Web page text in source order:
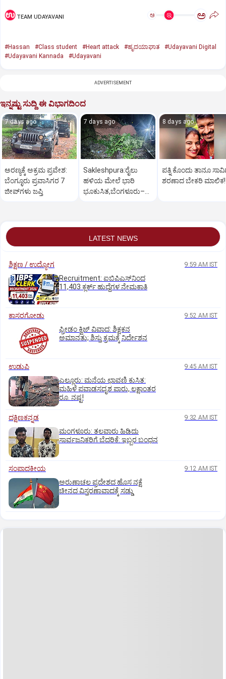
TEAM UDAYAVANI ಅ ಅ
#Hassan #Class student #Heart attack #ಹೃದಯಾಘಾತ
#Udayavani Digital
#Udayavani Kannada
#Udayavani
ADVERTISEMENT
ಇನ್ನಷ್ಟು ಸುದ್ದಿ ಈ ವಿಭಾಗದಿಂದ
7 days ago
ಅರಣ್ಯಕ್ಕೆ ಅಕ್ರಮ ಪ್ರವೇಶ:
ಬೆಂಗ್ಳೂರು ಪ್ರವಾಸಿಗರ 7
ಜೀಪ್‌ಗಳು ಜಪ್ತಿ
7 days ago
Sakleshpura:ರೈಲು
ಹಳಿಯ ಮೇಲೆ ಭಾರಿ
ಭೂಕುಸಿತ,ಬೆಂಗಳೂರು–
8 days ago
ಪತ್ನಿ ಕೊಂದು ತಾನೂ
ಶರಣಾದ ಬೇಕರಿ ಮಾಲಿಕ!
LATEST NEWS
ಶಿಕ್ಷಣ / ಉದ್ಯೋಗ 9:59 AM IST
Recruitment: ಐಬಿಪಿಎಸ್‌ನಿಂದ
11,403 ಕ್ಲರ್ಕ್‌ ಹುದ್ದೆಗಳ ನೇಮಕಾತಿ
ಕಾಸರಗೋಡು 9:52 AM IST
ಫ್ರೀಡಂ ಕ್ವಿಜ್‌ ವಿವಾದ: ಶಿಕ್ಷಕನ
ಅಮಾನತು; ಶಿಸ್ತು ಕ್ರಮಕ್ಕೆ ನಿರ್ದೇಶನ
ಉಡುಪಿ 9:45 AM IST
ಎಲ್ಲೂರು: ಮನೆಯ ಛಾವಣಿ ಕುಸಿತ:
ಮಹಿಳೆ ಪವಾಡಸದೃಶ ಪಾರು, ಲಕ್ಷಾಂತರ
ರೂ. ನಷ್ಟ!
ದಕ್ಷಿಣಕನ್ನಡ 9:32 AM IST
ಮಂಗಳೂರು: ತಲವಾರು ಹಿಡಿದು
ಸಾರ್ವಜನಿಕರಿಗೆ ಬೆದರಿಕೆ: ಇಬ್ಬರ ಬಂಧನ
ಸಂಪಾದಕೀಯ 9:12 AM IST
ಅರುಣಾಚಲ ಪ್ರದೇಶದ ಹೊಸ ನಕ್ಷೆ
ಚೀನದ ವಿಸ್ತರಣಾವಾದಕ್ಕೆ ಸಡ್ಡು